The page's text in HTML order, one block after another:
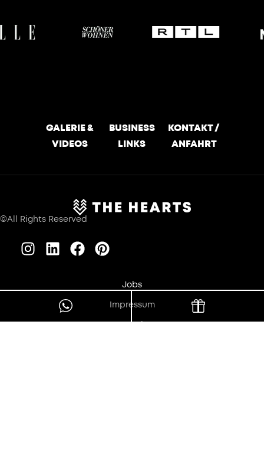
GALERIE &
VIDEOS
BUSINESS
LINKS
KONTAKT /
ANFAHRT
©All Rights Reserved
Jobs
Impressum
Datenschutz